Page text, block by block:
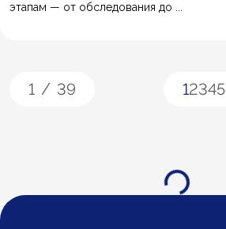
этапам — от обследования до ...
1 / 39 12345
Загрузка...